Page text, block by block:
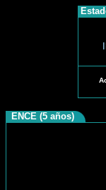
ENCE (5 años)